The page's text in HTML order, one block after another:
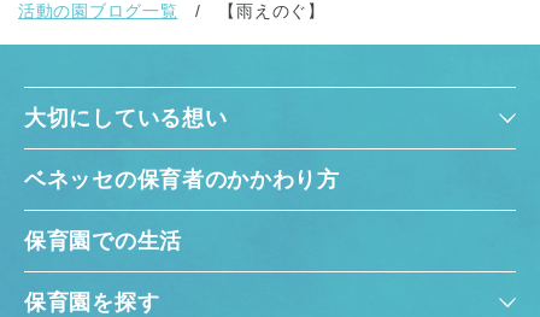
活動の園ブログ一覧
【雨えのぐ】
大切にしている想い
ベネッセの保育者のかかわり方
保育園での生活
保育園を探す